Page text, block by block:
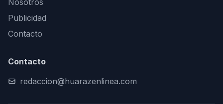
Nosotros
Publicidad
Contacto
Contacto
redaccion@huarazenlinea.com